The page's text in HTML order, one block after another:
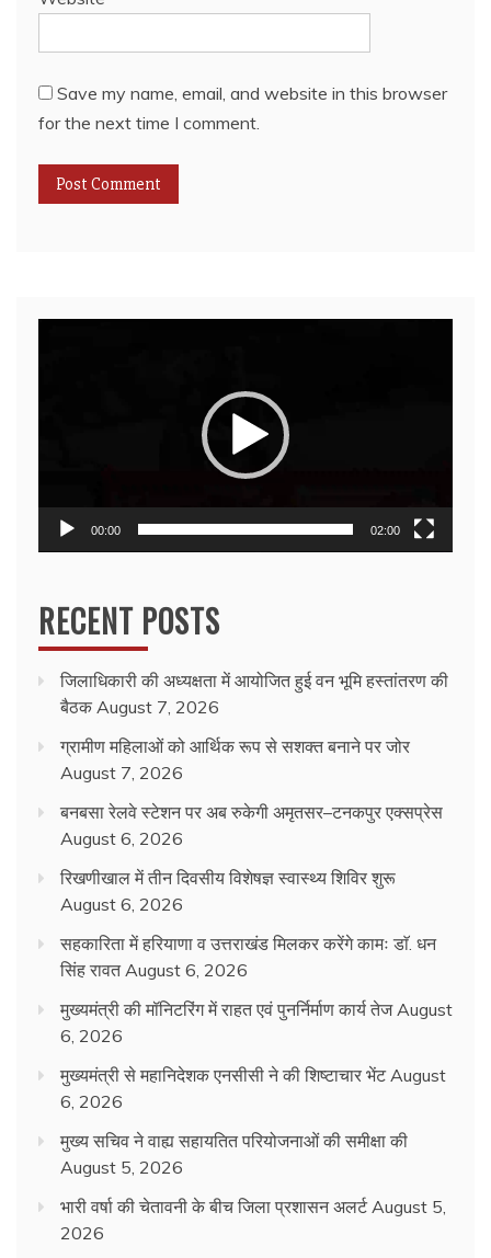
Save my name, email, and website in this browser
for the next time I comment.
00:00 02:00
RECENT POSTS
जिलाधिकारी की अध्यक्षता में आयोजित हुई वन भूमि हस्तांतरण की
बैठक August 7, 2026
ग्रामीण महिलाओं को आर्थिक रूप से सशक्त बनाने पर जोर
August 7, 2026
बनबसा रेलवे स्टेशन पर अब रुकेगी अमृतसर–टनकपुर एक्सप्रेस
August 6, 2026
रिखणीखाल में तीन दिवसीय विशेषज्ञ स्वास्थ्य शिविर शुरू
August 6, 2026
सहकारिता में हरियाणा व उत्तराखंड मिलकर करेंगे कामः डाॅ. धन
सिंह रावत August 6, 2026
मुख्यमंत्री की मॉनिटरिंग में राहत एवं पुनर्निर्माण कार्य तेज August
6, 2026
मुख्यमंत्री से महानिदेशक एनसीसी ने की शिष्टाचार भेंट August
6, 2026
मुख्य सचिव ने वाह्य सहायतित परियोजनाओं की समीक्षा की
August 5, 2026
भारी वर्षा की चेतावनी के बीच जिला प्रशासन अलर्ट August 5,
2026